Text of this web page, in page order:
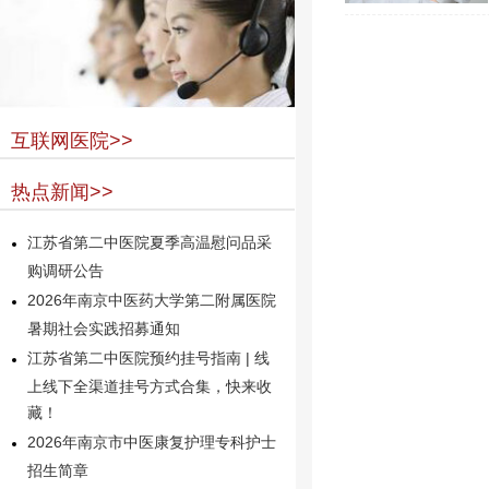
互联网医院>>
热点新闻>>
江苏省第二中医院夏季高温慰问品采
购调研公告
2026年南京中医药大学第二附属医院
暑期社会实践招募通知
江苏省第二中医院预约挂号指南 | 线
上线下全渠道挂号方式合集，快来收
藏！
2026年南京市中医康复护理专科护士
招生简章